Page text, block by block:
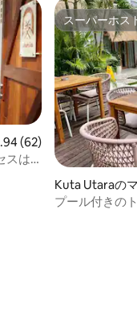
ュー62件、5つ星中
(62)
スは
スーパーホスト
スーパーホス
Kuta Utaraの
ート
プール付きの